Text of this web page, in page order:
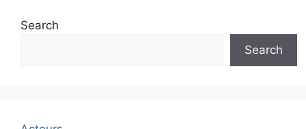
Search
Search